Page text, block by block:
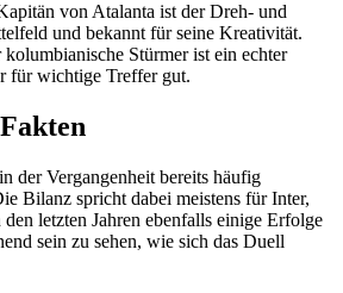
von Atalanta ist der Dreh- und
und bekannt für seine Kreativität.
kolumbianische Stürmer ist ein echter
für wichtige Treffer gut.
der Vergangenheit bereits häufig
Bilanz spricht dabei meistens für Inter,
letzten Jahren ebenfalls einige Erfolge
sein zu sehen, wie sich das Duell